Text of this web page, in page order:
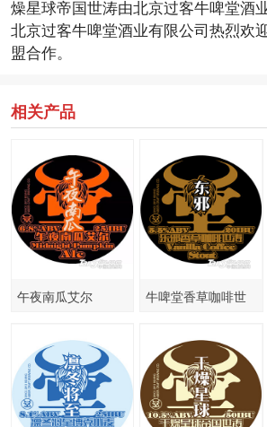
燥星球帝国世涛由北京过客牛啤堂酒
北京过客牛啤堂酒业有限公司热烈欢
盟合作。
相关产品
午夜南瓜艾尔
牛啤堂香草咖啡世